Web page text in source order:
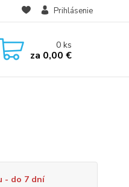
Prihlásenie
0ks
za 0,00 €
- do 7 dní